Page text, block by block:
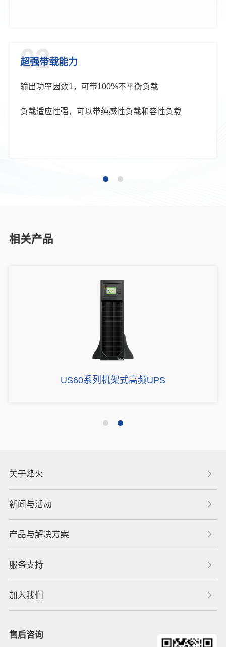
02
超强带载能力
输出功率因数1，可带100%不平衡负载
负载适应性强，可以带纯感性负载和容性负载
相关产品
US60系列机架式高频UPS
关于烽火
新闻与活动
产品与解决方案
服务支持
加入我们
售后咨询